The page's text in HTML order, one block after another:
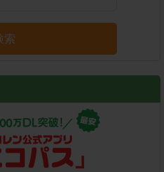
索